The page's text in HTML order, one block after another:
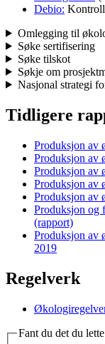
Debio:
Omlegging til
Søke sertifisering
Søke tilskot
Søkje om
Nasjonal strategi
Tidligere
Produksjon av
Produksjon av
Produksjon av
Produksjon av
Produksjon av
Produksjon og
(rapport)
Produksjon av
2019
Regelverk
Fant du det du